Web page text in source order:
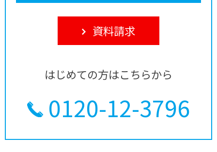
資料請求
はじめての方はこちらから
0120-12-3796